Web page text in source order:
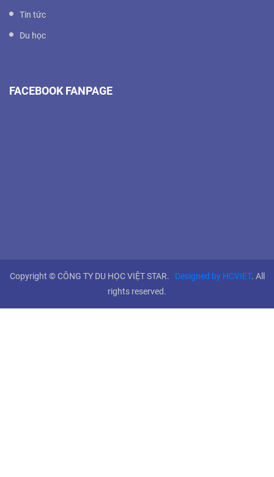
Tin tức
Du học
FACEBOOK FANPAGE
Copyright © CÔNG TY DU HỌC VIỆT STAR. Designed by HCVIET. All
rights reserved.